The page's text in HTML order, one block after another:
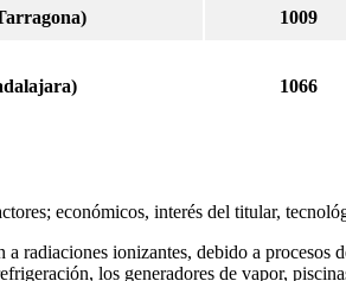
1009
1066
económicos, interés del titular,
ionizantes, debido a procesos
los generadores de vapor,